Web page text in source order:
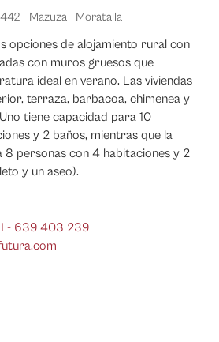
- Mazuza - Moratalla
opciones de alojamiento rural con
con muros gruesos que
ideal en verano. Las viviendas
terraza, barbacoa, chimenea y
tiene capacidad para 10
y 2 baños, mientras que la
8 personas con 4 habitaciones y 2
y un aseo).
- 639 403 239